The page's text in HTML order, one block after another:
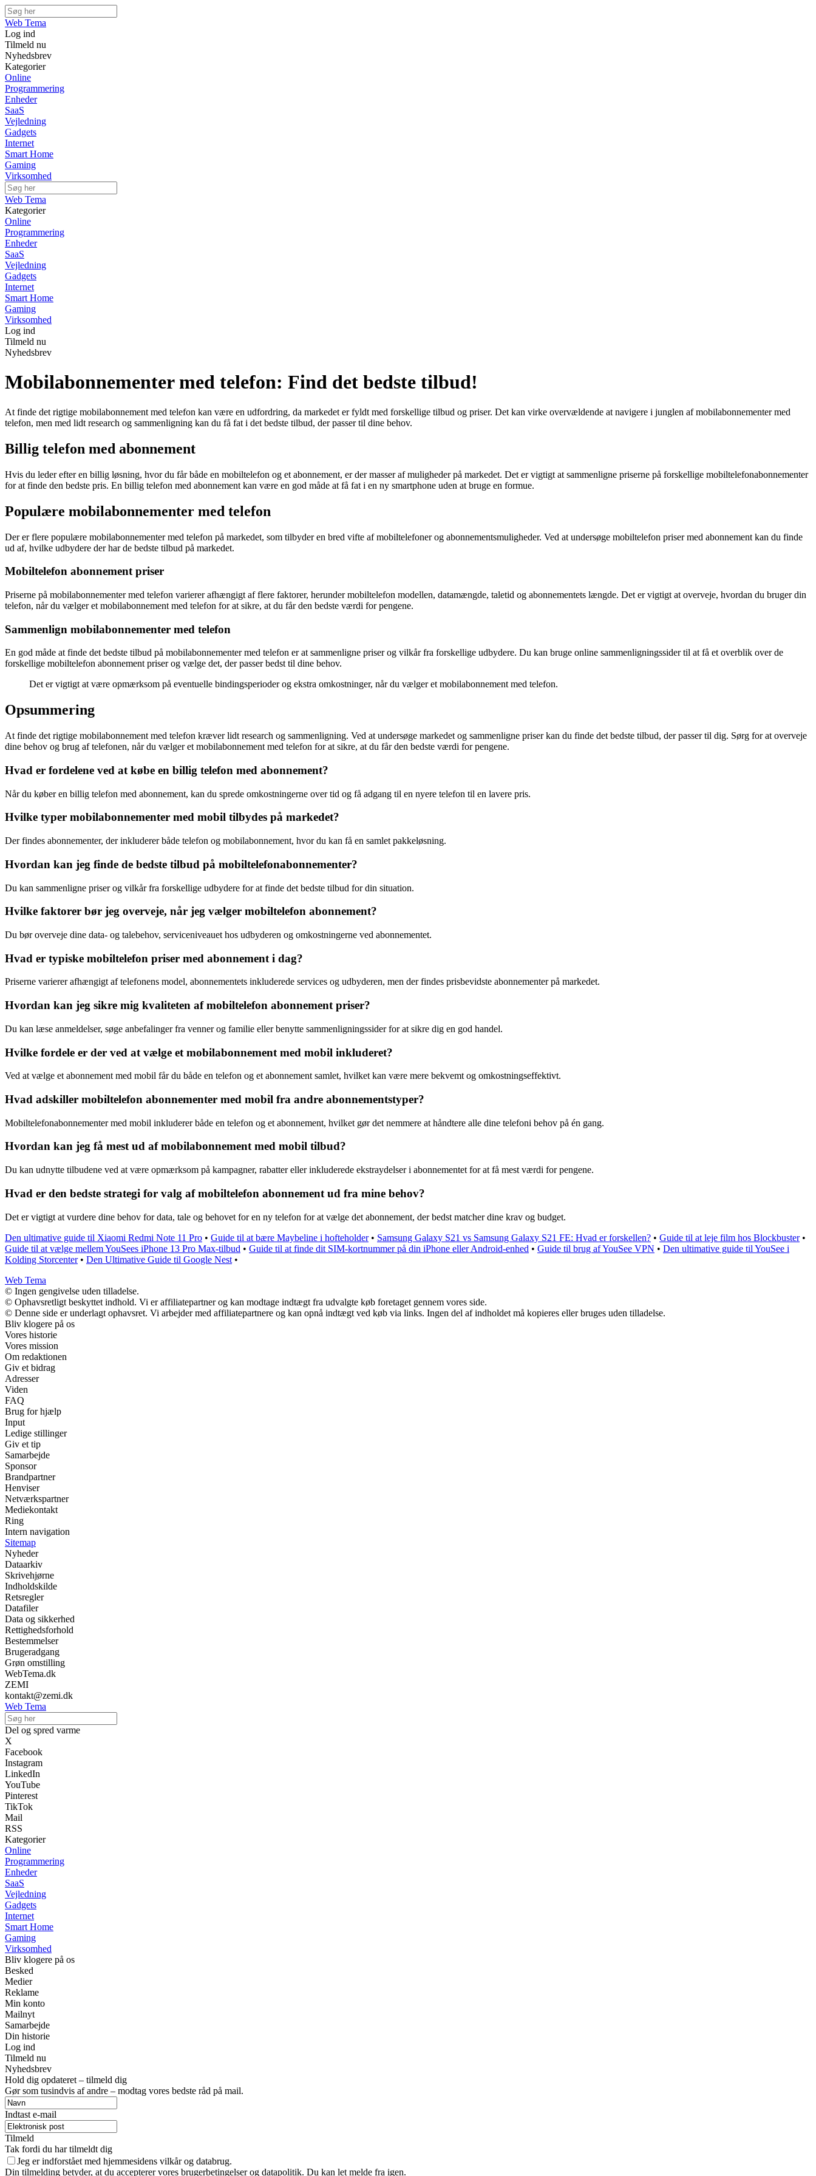
Web Tema
Log ind
Tilmeld nu
Nyhedsbrev
Kategorier
Online
Programmering
Enheder
SaaS
Vejledning
Gadgets
Internet
Smart Home
Gaming
Virksomhed
Web Tema
Kategorier
Online
Programmering
Enheder
SaaS
Vejledning
Gadgets
Internet
Smart Home
Gaming
Virksomhed
Log ind
Tilmeld nu
Nyhedsbrev
Mobilabonnementer med telefon: Find det bedste tilbud!
At finde det rigtige mobilabonnement med telefon kan være en udfordring, da markedet er fyldt med forskellige tilbud og priser. Det kan virke overvældende at navigere i junglen af mobilabonnementer med
telefon, men med lidt research og sammenligning kan du få fat i det bedste tilbud, der passer til dine behov.
Billig telefon med abonnement
Hvis du leder efter en billig løsning, hvor du får både en mobiltelefon og et abonnement, er der masser af muligheder på markedet. Det er vigtigt at sammenligne priserne på forskellige mobiltelefonabonnementer
for at finde den bedste pris. En billig telefon med abonnement kan være en god måde at få fat i en ny smartphone uden at bruge en formue.
Populære mobilabonnementer med telefon
Der er flere populære mobilabonnementer med telefon på markedet, som tilbyder en bred vifte af mobiltelefoner og abonnementsmuligheder. Ved at undersøge mobiltelefon priser med abonnement kan du finde
ud af, hvilke udbydere der har de bedste tilbud på markedet.
Mobiltelefon abonnement priser
Priserne på mobilabonnementer med telefon varierer afhængigt af flere faktorer, herunder mobiltelefon modellen, datamængde, taletid og abonnementets længde. Det er vigtigt at overveje, hvordan du bruger din
telefon, når du vælger et mobilabonnement med telefon for at sikre, at du får den bedste værdi for pengene.
Sammenlign mobilabonnementer med telefon
En god måde at finde det bedste tilbud på mobilabonnementer med telefon er at sammenligne priser og vilkår fra forskellige udbydere. Du kan bruge online sammenligningssider til at få et overblik over de
forskellige mobiltelefon abonnement priser og vælge det, der passer bedst til dine behov.
Det er vigtigt at være opmærksom på eventuelle bindingsperioder og ekstra omkostninger, når du vælger et mobilabonnement med telefon.
Opsummering
At finde det rigtige mobilabonnement med telefon kræver lidt research og sammenligning. Ved at undersøge markedet og sammenligne priser kan du finde det bedste tilbud, der passer til dig. Sørg for at overveje
dine behov og brug af telefonen, når du vælger et mobilabonnement med telefon for at sikre, at du får den bedste værdi for pengene.
Hvad er fordelene ved at købe en billig telefon med abonnement?
Når du køber en billig telefon med abonnement, kan du sprede omkostningerne over tid og få adgang til en nyere telefon til en lavere pris.
Hvilke typer mobilabonnementer med mobil tilbydes på markedet?
Der findes abonnementer, der inkluderer både telefon og mobilabonnement, hvor du kan få en samlet pakkeløsning.
Hvordan kan jeg finde de bedste tilbud på mobiltelefonabonnementer?
Du kan sammenligne priser og vilkår fra forskellige udbydere for at finde det bedste tilbud for din situation.
Hvilke faktorer bør jeg overveje, når jeg vælger mobiltelefon abonnement?
Du bør overveje dine data- og talebehov, serviceniveauet hos udbyderen og omkostningerne ved abonnementet.
Hvad er typiske mobiltelefon priser med abonnement i dag?
Priserne varierer afhængigt af telefonens model, abonnementets inkluderede services og udbyderen, men der findes prisbevidste abonnementer på markedet.
Hvordan kan jeg sikre mig kvaliteten af mobiltelefon abonnement priser?
Du kan læse anmeldelser, søge anbefalinger fra venner og familie eller benytte sammenligningssider for at sikre dig en god handel.
Hvilke fordele er der ved at vælge et mobilabonnement med mobil inkluderet?
Ved at vælge et abonnement med mobil får du både en telefon og et abonnement samlet, hvilket kan være mere bekvemt og omkostningseffektivt.
Hvad adskiller mobiltelefon abonnementer med mobil fra andre abonnementstyper?
Mobiltelefonabonnementer med mobil inkluderer både en telefon og et abonnement, hvilket gør det nemmere at håndtere alle dine telefoni behov på én gang.
Hvordan kan jeg få mest ud af mobilabonnement med mobil tilbud?
Du kan udnytte tilbudene ved at være opmærksom på kampagner, rabatter eller inkluderede ekstraydelser i abonnementet for at få mest værdi for pengene.
Hvad er den bedste strategi for valg af mobiltelefon abonnement ud fra mine behov?
Det er vigtigt at vurdere dine behov for data, tale og behovet for en ny telefon for at vælge det abonnement, der bedst matcher dine krav og budget.
Den ultimative guide til Xiaomi Redmi Note 11 Pro • Guide til at bære Maybeline i hofteholder• Samsung Galaxy S21 vs Samsung Galaxy S21 FE: Hvad er forskellen? • Guide til at leje film hos Blockbuster•
Guide til at vælge mellem YouSees iPhone 13 Pro Max-tilbud • Guide til at finde dit SIM-kortnummer på din iPhone eller Android-enhed • Guide til brug af YouSee VPN • Den ultimative guide til YouSee i
Kolding Storcenter• Den Ultimative Guide til Google Nest •
Web Tema
© Ingen gengivelse uden tilladelse.
© Ophavsretligt beskyttet indhold. Vi er affiliatepartner og kan modtage indtægt fra udvalgte køb foretaget gennem vores side.
© Denne side er underlagt ophavsret. Vi arbejder med affiliatepartnere og kan opnå indtægt ved køb via links. Ingen del af indholdet må kopieres eller bruges uden tilladelse.
Bliv klogere på os
Vores historie
Vores mission
Om redaktionen
Giv et bidrag
Adresser
Viden
FAQ
Brug for hjælp
Input
Ledige stillinger
Giv et tip
Samarbejde
Sponsor
Brandpartner
Henviser
Netværkspartner
Mediekontakt
Ring
Intern navigation
Sitemap
Nyheder
Dataarkiv
Skrivehjørne
Indholdskilde
Retsregler
Datafiler
Data og sikkerhed
Rettighedsforhold
Bestemmelser
Brugeradgang
Grøn omstilling
WebTema.dk
ZEMI
kontakt@zemi.dk
Web Tema
Del og spred varme
X
Facebook
Instagram
LinkedIn
YouTube
Pinterest
TikTok
Mail
RSS
Kategorier
Online
Programmering
Enheder
SaaS
Vejledning
Gadgets
Internet
Smart Home
Gaming
Virksomhed
Bliv klogere på os
Besked
Medier
Reklame
Min konto
Mailnyt
Samarbejde
Din historie
Log ind
Tilmeld nu
Nyhedsbrev
Hold dig opdateret – tilmeld dig
Gør som tusindvis af andre – modtag vores bedste råd på mail.
Indtast e-mail
Tilmeld
Tak fordi du har tilmeldt dig
Jeg er indforstået med hjemmesidens vilkår og databrug.
Din tilmelding betyder, at du accepterer vores brugerbetingelser og datapolitik. Du kan let melde fra igen.